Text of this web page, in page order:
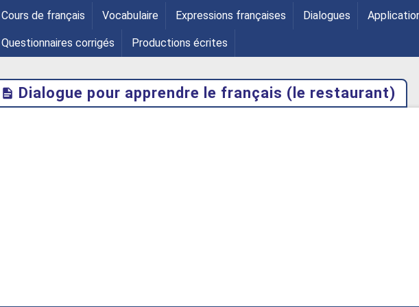
Cours de français Vocabulaire Expressions françaises Dialogues
Questionnaires corrigés Productions écrites
Dialogue pour apprendre le français (le restaurant)